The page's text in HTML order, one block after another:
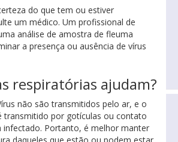
do que tem ou estiver
um médico. Um profissional de
análise de amostra de fleuma
a presença ou ausência de vírus
respiratórias ajudam?
não são transmitidos pelo ar, e o
transmitido por gotículas ou contato
infectado. Portanto, é melhor manter